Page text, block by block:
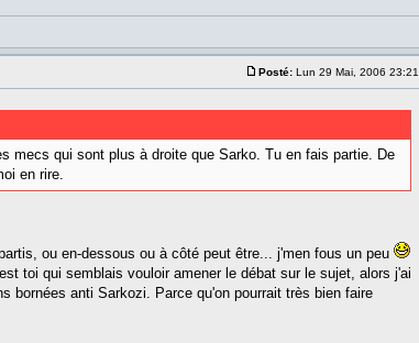
Posté: Lun 29 Mai, 2006 23:21
mecs qui sont plus à droite que Sarko. Tu en fais partie. De
en rire.
ou en-dessous ou à côté peut être... j'men fous un peu
toi qui semblais vouloir amener le débat sur le sujet, alors j'ai
bornées anti Sarkozi. Parce qu'on pourrait très bien faire